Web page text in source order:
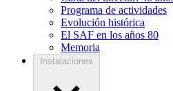
Programa de actividades
Evolución histórica
El SAF en los años 80
Memoria
Instalaciones